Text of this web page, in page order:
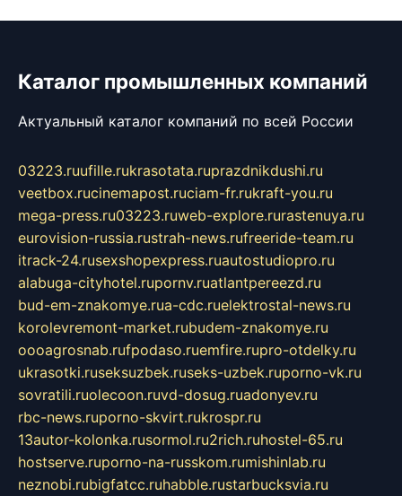
Каталог промышленных компаний
Актуальный каталог компаний по всей России
03223.ruufille.rukrasotata.ruprazdnikdushi.ru
veetbox.rucinemapost.ruciam-fr.rukraft-you.ru
mega-press.ru03223.ruweb-explore.rurastenuya.ru
eurovision-russia.rustrah-news.rufreeride-team.ru
itrack-24.rusexshopexpress.ruautostudiopro.ru
alabuga-cityhotel.rupornv.ruatlantpereezd.ru
bud-em-znakomye.rua-cdc.ruelektrostal-news.ru
korolevremont-market.rubudem-znakomye.ru
oooagrosnab.rufpodaso.ruemfire.rupro-otdelky.ru
ukrasotki.ruseksuzbek.ruseks-uzbek.ruporno-vk.ru
sovratili.ruolecoon.ruvd-dosug.ruadonyev.ru
rbc-news.ruporno-skvirt.rukrospr.ru
13autor-kolonka.rusormol.ru2rich.ruhostel-65.ru
hostserve.ruporno-na-russkom.rumishinlab.ru
neznobi.rubigfatcc.ruhabble.rustarbucksvia.ru